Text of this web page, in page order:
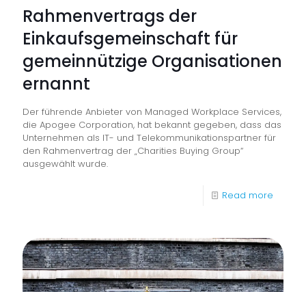
Rahmenvertrags der
Einkaufsgemeinschaft für
gemeinnützige Organisationen
ernannt
Der führende Anbieter von Managed Workplace Services,
die Apogee Corporation, hat bekannt gegeben, dass das
Unternehmen als IT- und Telekommunikationspartner für
den Rahmenvertrag der „Charities Buying Group“
ausgewählt wurde.
Read more
wurde
zum